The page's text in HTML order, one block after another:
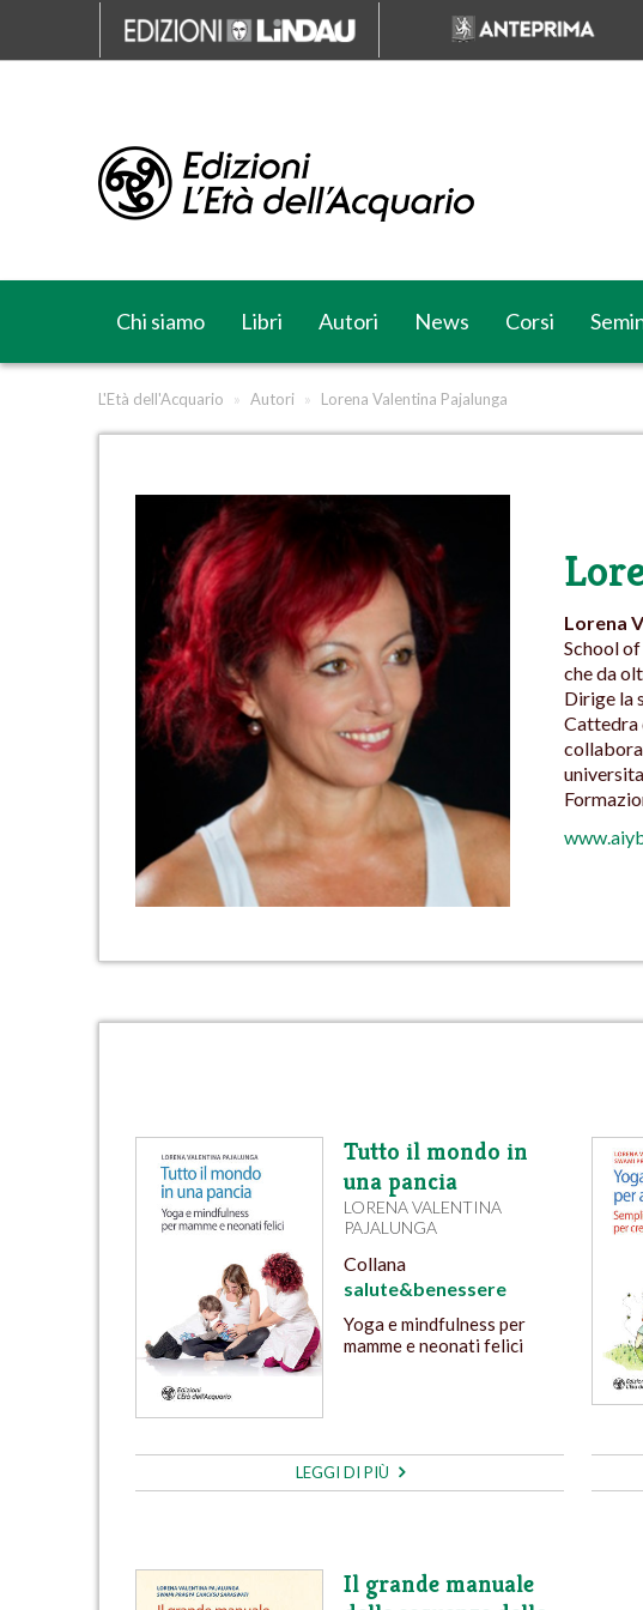
Chi siamo Libri Autori News Corsi
L'Età dell'Acquario » Autori » Lorena Valentina Pajalunga
Lorena
School
che da
Dirige la
Cattedra
Tutto il mondo in
una pancia
LORENA VALENTINA
PAJALUNGA
Collana
salute&benessere
Yoga e mindfulness per
mamme e neonati felici
LEGGI DI PIÙ
Il grande manuale